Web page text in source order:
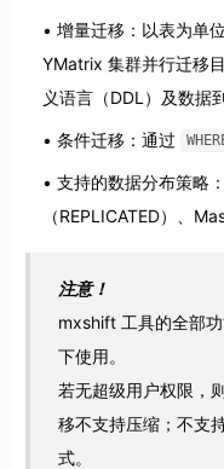
增量迁移：以表为单
YMatrix 集群并行迁移
义语言（DDL）及数据
条件迁移：通过
支持的数据分布策略
（REPLICATED）、
注意！
mxshift 工具的全部
下使用。
若无超级用户权限，
移不支持压缩；不支
式。